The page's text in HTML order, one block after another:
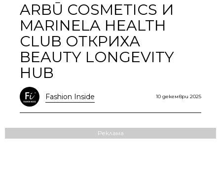
ARBŪ COSMETICS И
MARINELA HEALTH
CLUB ОТКРИХА
BEAUTY LONGEVITY
HUB
Fashion Inside 10 декември 2025
Реклама